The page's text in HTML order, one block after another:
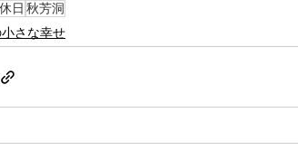
日 秋芳洞
小さな幸せ